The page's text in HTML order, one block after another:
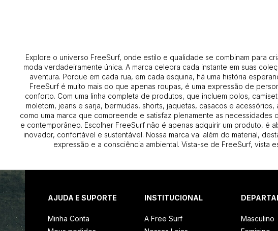
Explore o universo FreeSurf, onde estilo e qualidade se combinam para
moda verdadeiramente única. A marca celebra cada instante em suas
aventura. Porque em cada rua, em cada esquina, há uma história
FreeSurf é muito mais do que apenas roupas, é uma expressão de
conforto. Com uma linha completa de produtos, que incluem polos,
moletom, jeans e sarja, bermudas, shorts, jaquetas, casacos e acessórios,
como uma marca que compreende e satisfaz plenamente as necessidades
e contemporâneo. Escolher FreeSurf não é apenas adquirir um produto, é
inovador, confortável e sustentável. Nossa marca vai além do material,
expressão e a consciência ambiental. Vista-se de FreeSurf, vista
AJUDA E SUPORTE
Minha Conta
INSTITUCIONAL
A Free Surf
Masculino